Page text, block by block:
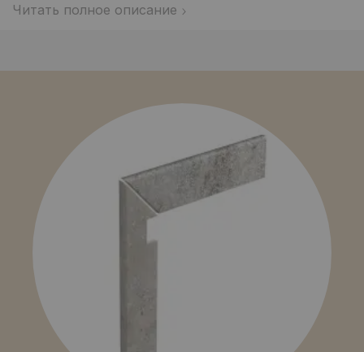
Читать полное описание